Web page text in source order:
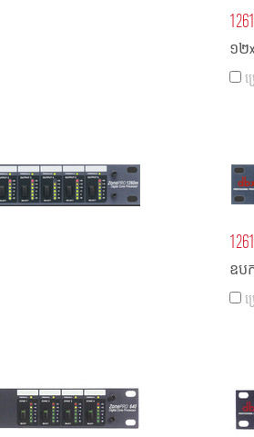
1261
១២
ឧប